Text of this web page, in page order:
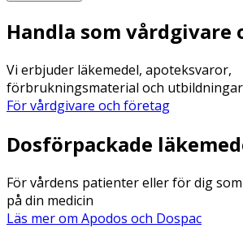
Handla som vårdgivare
Vi erbjuder läkemedel, apoteksvaror,
förbrukningsmaterial och
För vårdgivare och företag
Dosförpackade
För vårdens patienter eller för dig
på din medicin
Läs mer om Apodos och Dospac